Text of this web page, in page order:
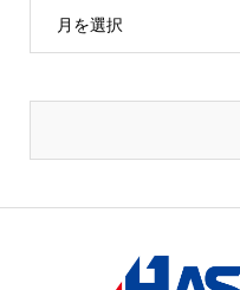
月を選択